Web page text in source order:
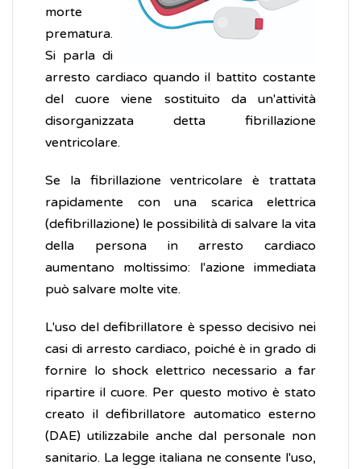
morte
prematura.
Si parla di
arresto cardiaco quando il battito costante
del cuore viene sostituito da un'attività
disorganizzata detta fibrillazione
ventricolare.
Se la fibrillazione ventricolare è trattata
rapidamente con una scarica elettrica
(defibrillazione) le possibilità di salvare la vita
della persona in arresto cardiaco
aumentano moltissimo: l'azione immediata
può salvare molte vite.
L'uso del defibrillatore è spesso decisivo nei
casi di arresto cardiaco, poiché è in grado di
fornire lo shock elettrico necessario a far
ripartire il cuore. Per questo motivo è stato
creato il defibrillatore automatico esterno
(DAE) utilizzabile anche dal personale non
sanitario. La legge italiana ne consente l'uso,